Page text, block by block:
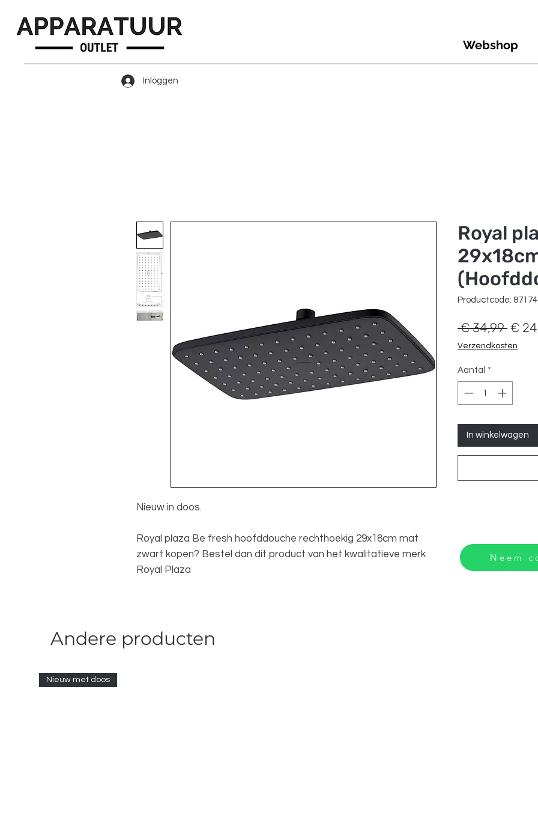
Inloggen
Webshop
Nieuw in doos.
Royal plaza Be fresh hoofddouche rechthoekig 29x18cm mat
zwart kopen? Bestel dan dit product van het kwalitatieve merk
Royal Plaza
Royal
Productcode:
€ 34,99
prijs
€
Verzendkosten
Aantal *
In winkelwagen
Neem
Andere producten
Nieuw met doos